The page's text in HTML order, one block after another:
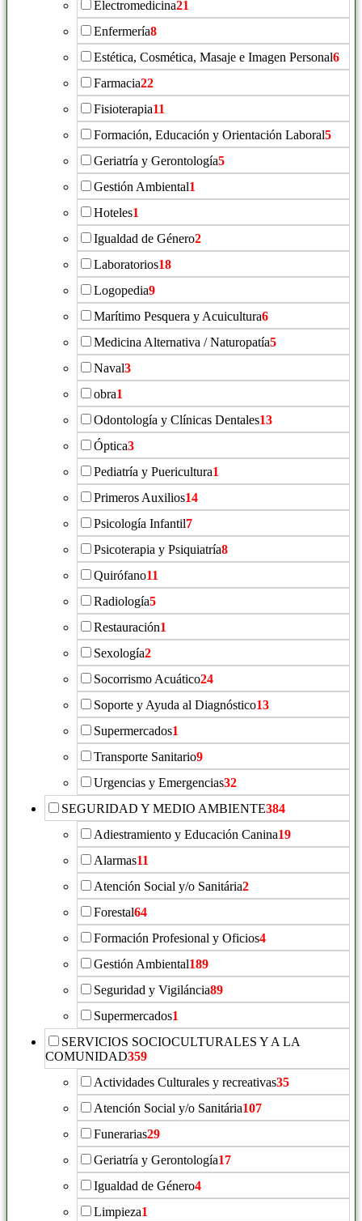
Electromedicina21
Enfermería8
Estética, Cosmética, Masaje e Imagen Personal6
Farmacia22
Fisioterapia11
Formación, Educación y Orientación Laboral5
Geriatría y Gerontología5
Gestión Ambiental1
Hoteles1
Igualdad de Género2
Laboratorios18
Logopedia9
Marítimo Pesquera y Acuicultura6
Medicina Alternativa / Naturopatía5
Naval3
obra1
Odontología y Clínicas Dentales13
Óptica3
Pediatría y Puericultura1
Primeros Auxilios14
Psicología Infantil7
Psicoterapia y Psiquiatría8
Quirófano11
Radiología5
Restauración1
Sexología2
Socorrismo Acuático24
Soporte y Ayuda al Diagnóstico13
Supermercados1
Transporte Sanitario9
Urgencias y Emergencias32
SEGURIDAD Y MEDIO AMBIENTE384
Adiestramiento y Educación Canina19
Alarmas11
Atención Social y/o Sanitária2
Forestal64
Formación Profesional y Oficios4
Gestión Ambiental189
Seguridad y Vigiláncia89
Supermercados1
SERVICIOS SOCIOCULTURALES Y A LA
COMUNIDAD359
Actividades Culturales y recreativas35
Atención Social y/o Sanitária107
Funerarias29
Geriatría y Gerontología17
Igualdad de Género4
Limpieza1